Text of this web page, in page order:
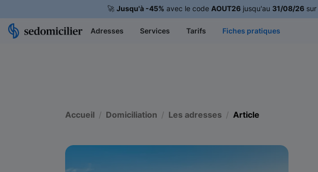
🚀 Jusqu'à -45% avec le code AOUT26jusqu'au 31/08/26sur
Adresses Services Tarifs Fiches pratiques
Accueil Domiciliation Les adresses Article